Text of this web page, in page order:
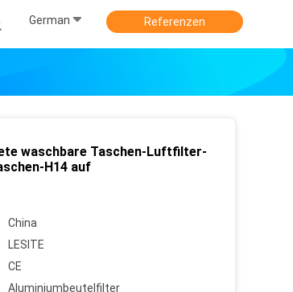
German Referenzen
waschbare Taschen-Luftfilter-
H14 auf
China
LESITE
CE
Aluminiumbeutelfilter